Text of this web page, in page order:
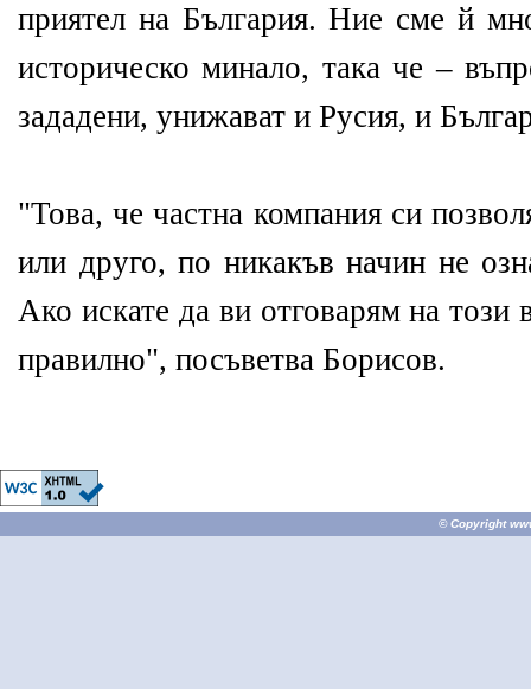
приятел на България. Ние сме й
историческо минало, така че –
зададени, унижават и Русия, и
"Това, че частна компания си
или друго, по никакъв начин не
Ако искате да ви отговарям на този
правилно", посъветва Борисов.
© Copyright